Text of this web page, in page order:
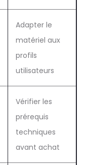
Adapter le
matériel aux
profils
utilisateurs
Vérifier les
prérequis
techniques
avant achat